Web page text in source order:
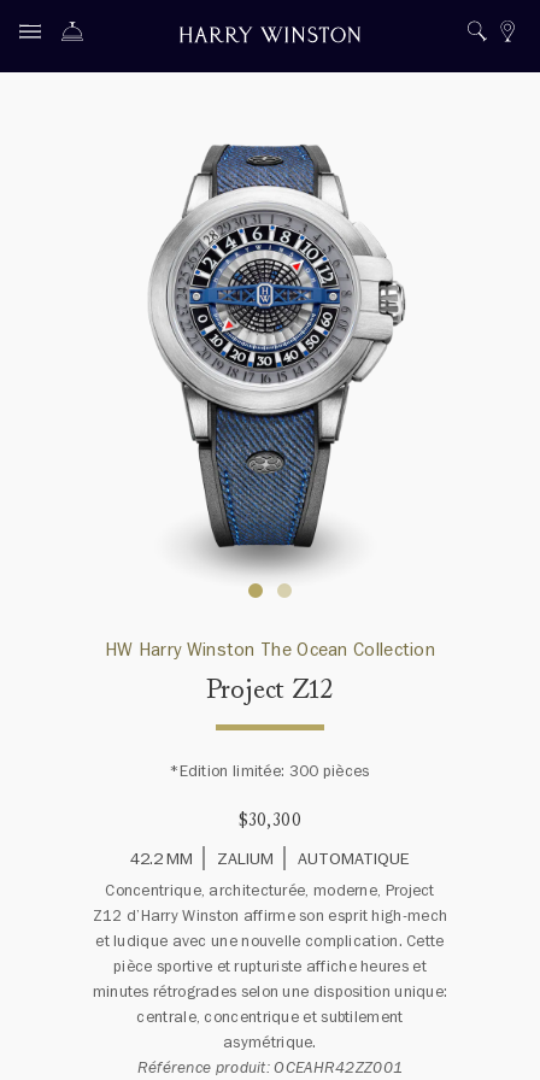
HW Harry Winston The Ocean Collection
Project Z12
*Edition limitée: 300 pièces
$30,300
42.2 MM
ZALIUM AUTOMATIQUE
Concentrique, architecturée, moderne, Project
Z12 d’Harry Winston affirme son esprit high-mech
et ludique avec une nouvelle complication. Cette
pièce sportive et rupturiste affiche heures et
minutes rétrogrades selon une disposition unique:
centrale, concentrique et subtilement
asymétrique.
Référence produit: OCEAHR42ZZ001